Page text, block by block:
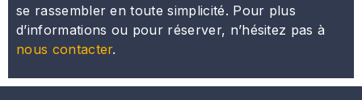
se rassembler en toute simplicité. Pour plus
d’informations ou pour réserver, n’hésitez pas à
nous contacter.